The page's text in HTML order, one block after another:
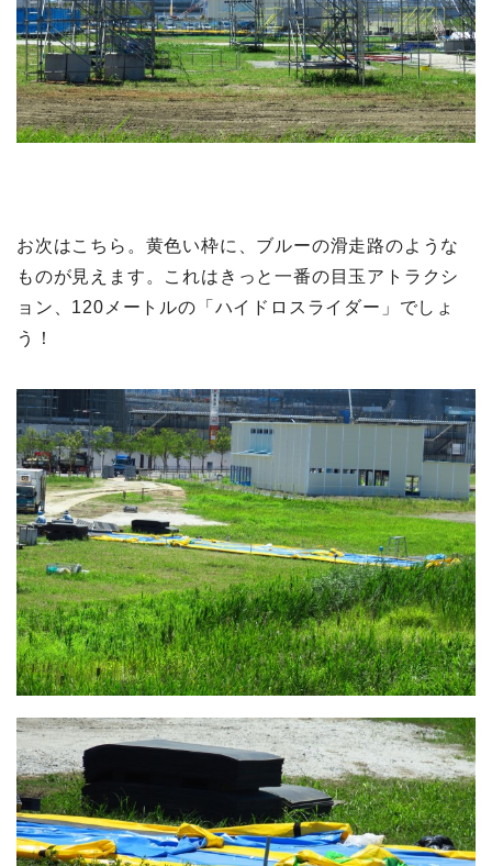
お次はこちら。黄色い枠に、ブルーの滑走路のような
ものが見えます。これはきっと一番の目玉アトラクシ
ョン、120メートルの「ハイドロスライダー」でしょ
う！